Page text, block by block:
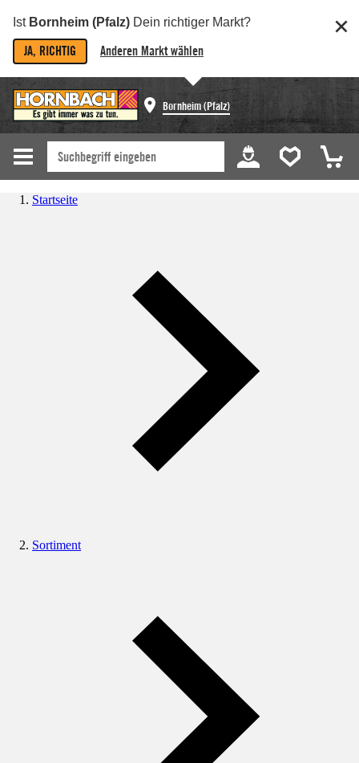
Ist Bornheim (Pfalz) Dein richtiger Markt?
JA, RICHTIG Anderen Markt wählen
Bornheim (Pfalz)
Startseite
Sortiment